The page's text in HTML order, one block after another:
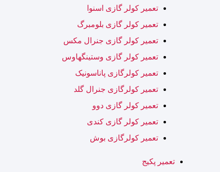
تعمیر کولر گازی اسنوا
تعمیر کولر گازی بلومبرگ
تعمیر کولر گازی جنرال مکس
تعمیر کولر گازی وستینگهاوس
تعمیر کولرگازی پاناسونیک
تعمیر کولرگازی جنرال گلد
تعمیر کولر گازی دوو
تعمیر کولر گازی کندی
تعمیر کولرگازی بوش
تعمیر پکیج